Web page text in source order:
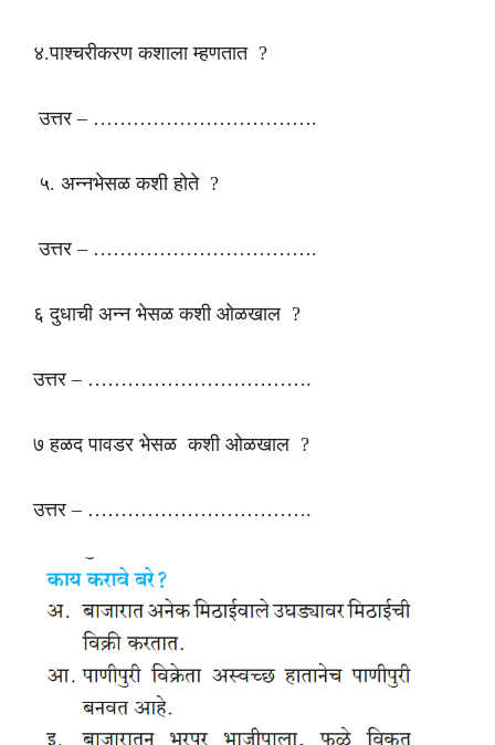
४.पाश्चरीकरण कशाला म्हणतात ?
उत्तर – …………………………….
५. अन्नभेसळ कशी होते ?
उत्तर – …………………………….
६ दुधाची अन्न भेसळ कशी ओळखाल ?
उत्तर – …………………………….
७ हळद पावडर भेसळ कशी ओळखाल ?
उत्तर – …………………………….